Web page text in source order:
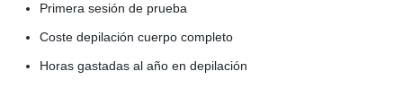
Primera sesión de prueba
Coste depilación cuerpo completo
Horas gastadas al año en depilación